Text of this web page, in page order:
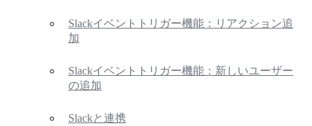
Slackイベントトリガー機能：リアクション追
加
Slackイベントトリガー機能：新しいユーザー
の追加
Slackと連携